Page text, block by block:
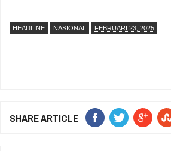
HEADLINE NASIONAL FEBRUARI 23, 2025
SHARE ARTICLE